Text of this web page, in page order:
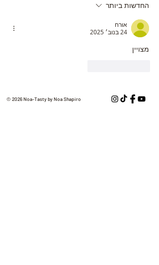
החדשות ביותר
אורח
24 בנוב׳ 2025
מצויין
© 2026 Noa-Tasty by Noa Shapiro